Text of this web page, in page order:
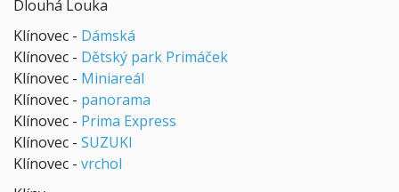
Dlouhá Louka
Klínovec - Dámská
Klínovec - Dětský park Primáček
Klínovec - Miniareál
Klínovec - panorama
Klínovec - Prima Express
Klínovec - SUZUKI
Klínovec - vrchol